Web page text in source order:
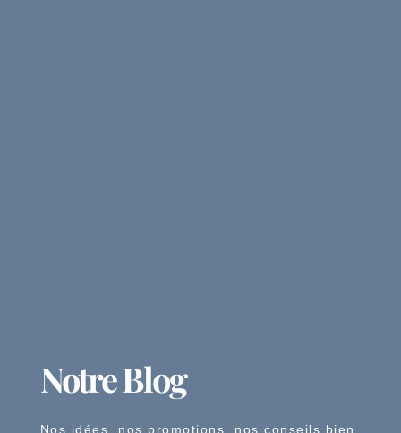
Notre Blog
Nos idées, nos promotions, nos conseils bien